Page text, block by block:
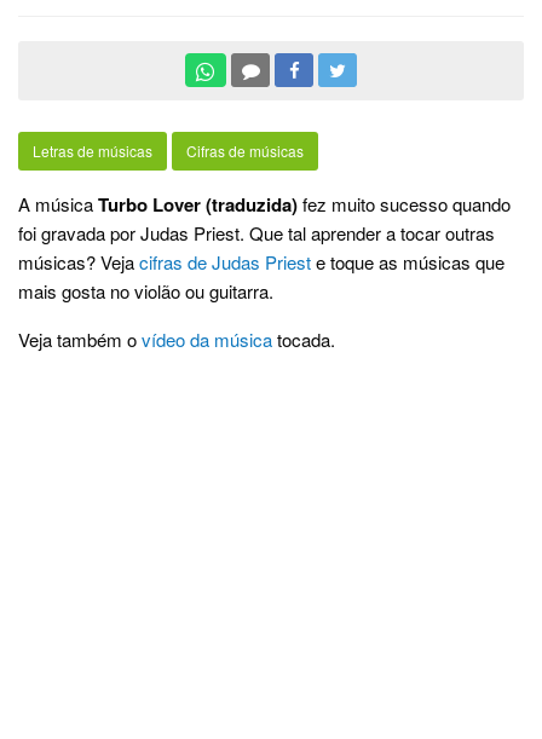
Letras de músicas Cifras de músicas
A músicaTurbo Lover (traduzida)fez muito sucesso quando
foi gravada por Judas Priest. Que tal aprender a tocar outras
músicas? Vejacifras de Judas Prieste toque as músicas que
mais gosta no violão ou guitarra.
Veja também ovídeo da músicatocada.